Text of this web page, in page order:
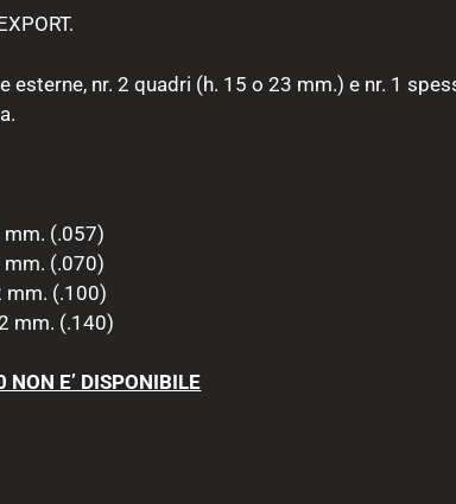
nr. 2 quadri (h. 15 o 23 mm.) e nr. 1
(.057)
(.070)
mm. (.100)
mm. (.140)
E’ DISPONIBILE